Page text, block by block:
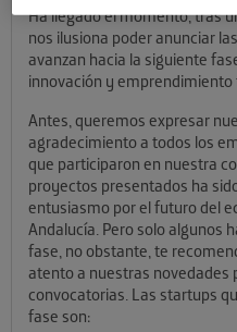
Ha llegado el momento, tras
nos ilusiona poder anunciar
avanzan hacia la siguiente
innovación y emprendimiento
Antes, queremos expresar
agradecimiento a todos los
que participaron en nuestra
proyectos presentados ha
entusiasmo por el futuro del
Andalucía. Pero solo algunos
fase, no obstante, te
atento a nuestras novedades
convocatorias. Las startups
fase son: